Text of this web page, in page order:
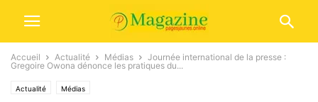
Accueil Actualité Médias
Journée international de la presse :
Gregoire Owona dénonce les pratiques du...
Actualité Médias